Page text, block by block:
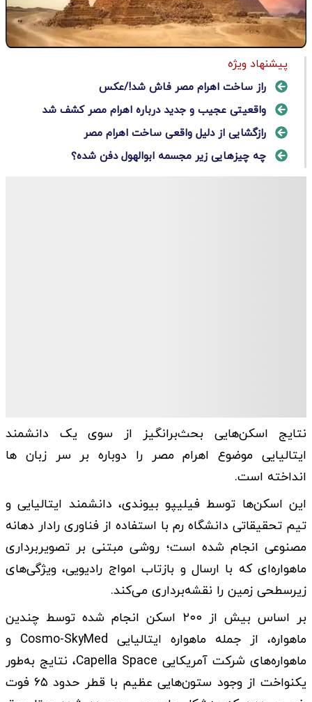
پیشنهاد ویژه
راز ساخت اهرام مصر فاش شد!/عکس
واقعیتی عجیب و جدید درباره اهرام مصر کشف شد
رازگشایی از دلیل واقعی ساخت اهرام مصر
چه چیزهایی زیر مجسمه ابوالهول دفن شده؟
نتایج اسکن‌هایی بحث‌برانگیز از سوی یک دانشمند
ایتالیایی موضوع اهرام مصر را دوباره بر سر زبان ها
انداخته است.
این اسکن‌ها توسط فیلیپو بیوندی، دانشمند ایتالیایی و
تیم تحقیقاتی دانشگاه رم با استفاده از فناوری رادار دهانه
مصنوعی انجام شده است؛ روشی مبتنی بر تصویربرداری
ماهواره‌ای که با ارسال و بازتاب امواج رادیویی، ویژگی‌های
زیرسطحی زمین را نقشه‌برداری می‌کند.
بر اساس بیش از ۲۰۰ اسکن انجام‌ شده توسط چندین
ماهواره، از جمله ماهواره ایتالیایی Cosmo-SkyMed و
ماهواره‌های شرکت آمریکایی Capella Space، نتایج به‌طور
یکنواخت از وجود ستون‌هایی عظیم با قطر حدود ۶۵ فوت